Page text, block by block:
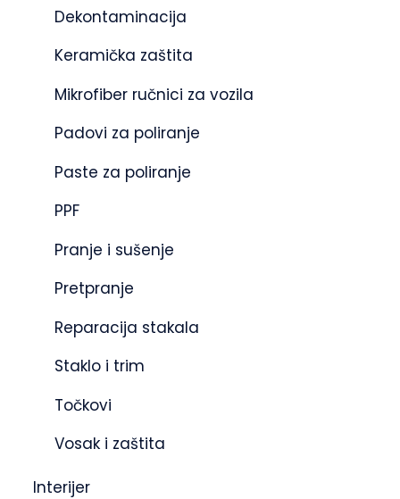
Dekontaminacija
Keramička zaštita
Mikrofiber ručnici za vozila
Padovi za poliranje
Paste za poliranje
PPF
Pranje i sušenje
Pretpranje
Reparacija stakala
Staklo i trim
Točkovi
Vosak i zaštita
Interijer